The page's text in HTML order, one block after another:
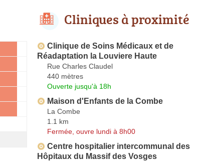
Cliniques à proximité
Clinique de Soins Médicaux et de
Réadaptation la Louviere Haute
Rue Charles Claudel
440 mètres
Ouverte jusqu'à 18h
Maison d'Enfants de la Combe
La Combe
1.1 km
Fermée, ouvre lundi à 8h00
Centre hospitalier intercommunal des
Hôpitaux du Massif des Vosges